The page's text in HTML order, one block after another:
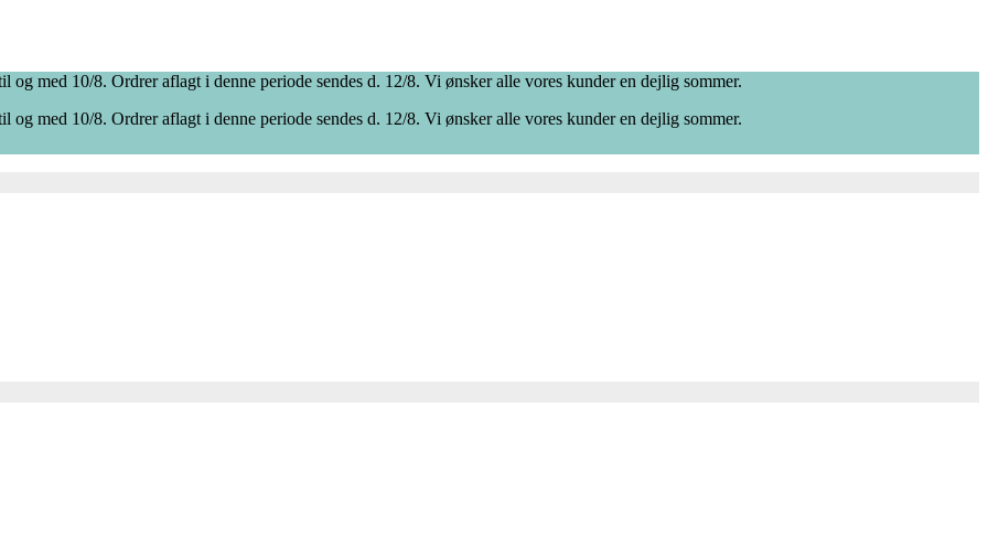
med 10/8. Ordrer aflagt i denne periode sendes d. 12/8. Vi ønsker alle vores kunder en dejlig sommer.
med 10/8. Ordrer aflagt i denne periode sendes d. 12/8. Vi ønsker alle vores kunder en dejlig sommer.